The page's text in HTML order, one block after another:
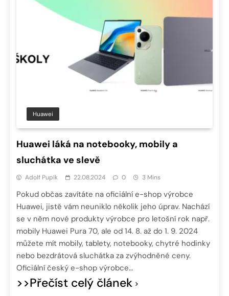
Huawei
Huawei láká na notebooky, mobily a
sluchátka ve slevě
Adolf Pupík 22.08.2024 0 3 Mins
Pokud občas zavítáte na oficiální e-shop výrobce
Huawei, jistě vám neuniklo několik jeho úprav. Nachází
se v něm nové produkty výrobce pro letošní rok např.
mobily Huawei Pura 70, ale od 14. 8. až do 1. 9. 2024
můžete mít mobily, tablety, notebooky, chytré hodinky
nebo bezdrátová sluchátka za zvýhodněné ceny.
Oficiální český e-shop výrobce…
>>Přečíst celý článek